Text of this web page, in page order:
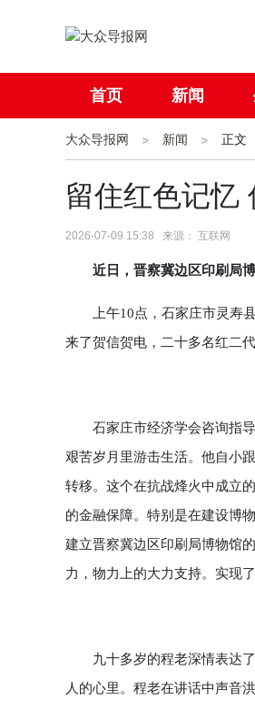
首页 新闻
社会 国际
大众导报网 新闻 正文
留住红色记忆
2026-07-09 15:38 来源： 互联网
近日，晋察冀边区印刷局
上午10点，石家庄市灵寿县
来了贺信贺电，二十多名红二
石家庄市经济学会咨询指导
艰苦岁月里游击生活。他自小
转移。这个在抗战烽火中成立
的金融保障。特别是在建设博
建立晋察冀边区印刷局博物馆
力，物力上的大力支持。实现
九十多岁的程老深情表达了
人的心里。程老在讲话中声音